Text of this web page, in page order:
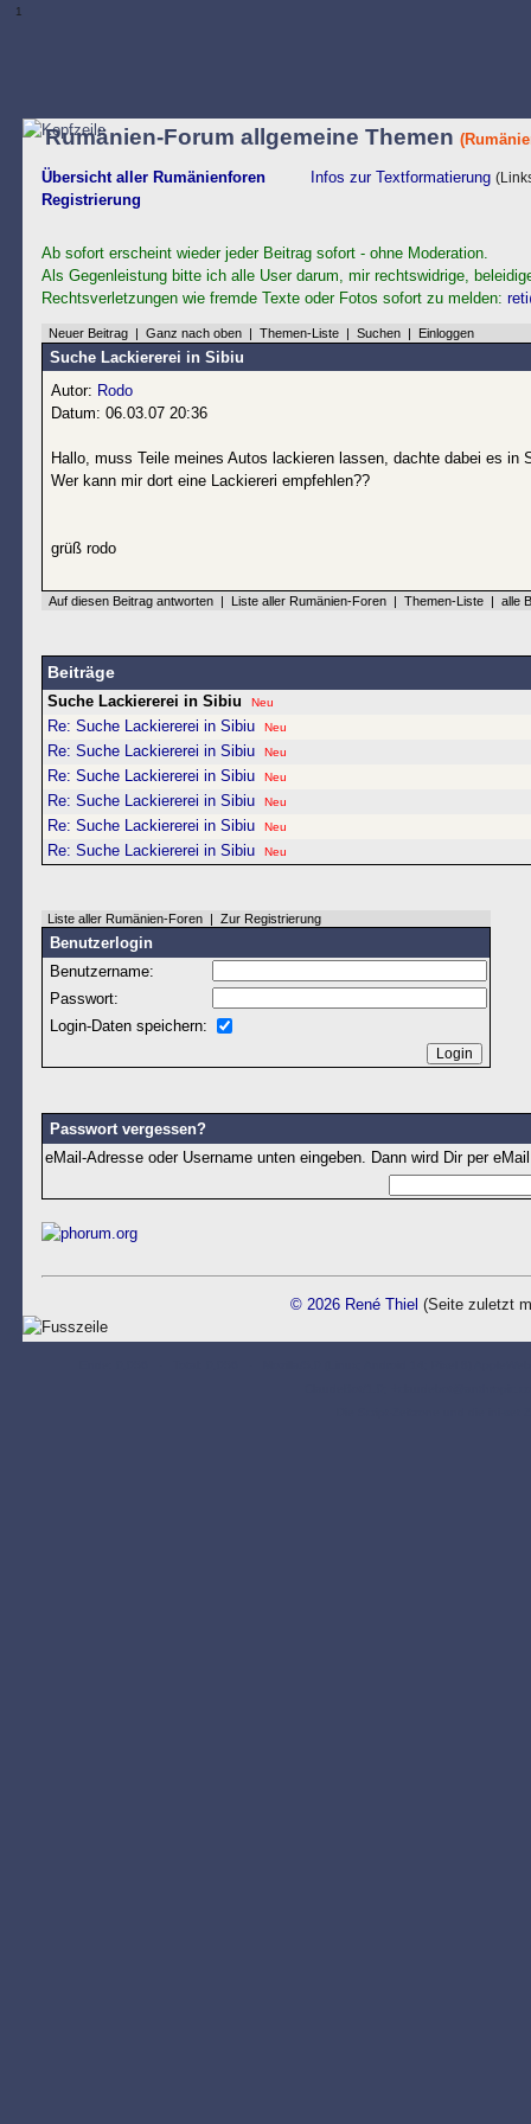
1
Rumänien-Forum allgemeine Themen
Übersicht aller Rumänienforen
Registrierung
Infos zur Textformatierung
Ab sofort erscheint wieder jeder Beitrag sofort - ohne Moderation.
Als Gegenleistung bitte ich alle User darum, mir rechtswidrige,
Rechtsverletzungen wie fremde Texte oder Fotos sofort zu melden:
Neuer Beitrag| Ganz nach oben| Themen-Liste| Suchen| Einloggen
Suche Lackiererei in Sibiu
Autor: Rodo
Datum: 06.03.07 20:36
Hallo, muss Teile meines Autos lackieren lassen, dachte dabei es in
Wer kann mir dort eine Lackiereri empfehlen??
grüß rodo
Auf diesen Beitrag antworten| Liste aller Rumänien-Foren| Themen-Liste| alle
Beiträge
Suche Lackiererei in Sibiu Neu
Re: Suche Lackiererei in Sibiu Neu
Re: Suche Lackiererei in Sibiu Neu
Re: Suche Lackiererei in Sibiu Neu
Re: Suche Lackiererei in Sibiu Neu
Re: Suche Lackiererei in Sibiu Neu
Re: Suche Lackiererei in Sibiu Neu
Liste aller Rumänien-Foren| Zur Registrierung
Benutzerlogin
Benutzername:
Passwort:
Login-Daten speichern:
Passwort vergessen?
eMail-Adresse oder Username unten eingeben. Dann wird Dir per
© 2026 René Thiel (Seite zuletzt